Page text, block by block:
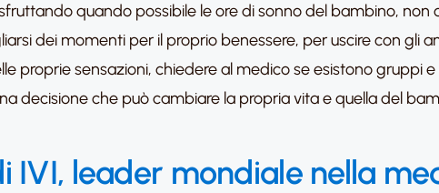
quando possibile le ore di sonno del bambino,
dei momenti per il proprio benessere, per uscire con gli
proprie sensazioni, chiedere al medico se esistono gruppi
decisione che può cambiare la propria vita e quella del
IVI, leader mondiale nella